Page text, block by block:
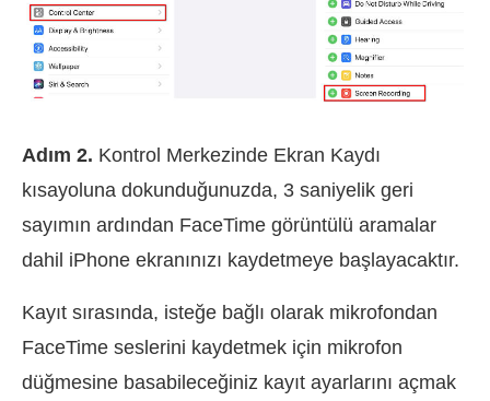
Adım 2. Kontrol Merkezinde Ekran Kaydı
kısayoluna dokunduğunuzda, 3 saniyelik geri
sayımın ardından FaceTime görüntülü aramalar
dahil iPhone ekranınızı kaydetmeye başlayacaktır.
Kayıt sırasında, isteğe bağlı olarak mikrofondan
FaceTime seslerini kaydetmek için mikrofon
düğmesine basabileceğiniz kayıt ayarlarını açmak